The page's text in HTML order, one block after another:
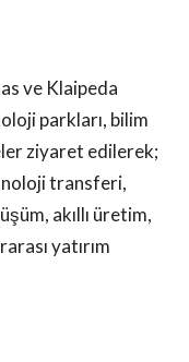
ve Klaipeda
parkları, bilim
ziyaret edilerek;
transferi,
akıllı üretim,
yatırım